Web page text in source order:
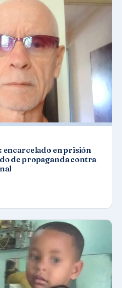
encarcelado en prisión
de propaganda contra